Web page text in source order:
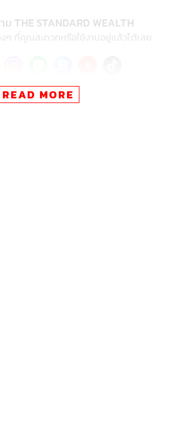
THE STANDARD WEALTH
ๆ ที่คุณสะดวกหรือใช้งานอยู่แล้วได้เลย
READ MORE